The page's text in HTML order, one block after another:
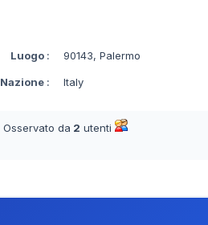
Luogo : 90143, Palermo
Nazione : Italy
Osservato da 2 utenti